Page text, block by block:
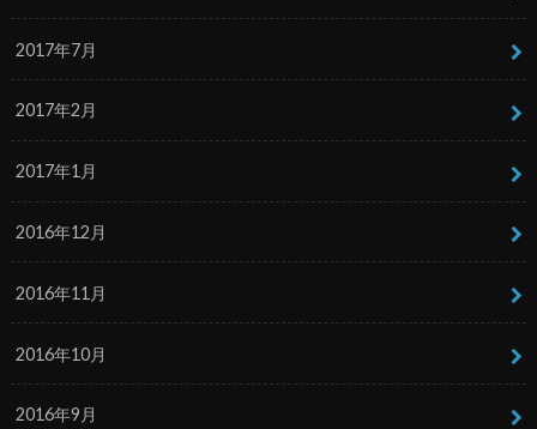
2017年7月
2017年2月
2017年1月
2016年12月
2016年11月
2016年10月
2016年9月